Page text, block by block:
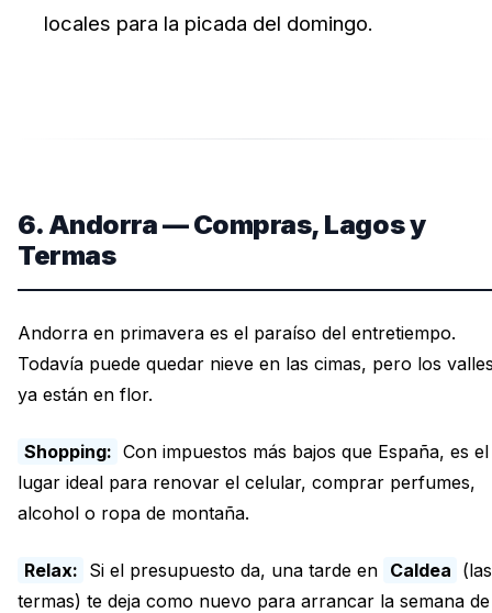
locales para la picada del domingo.
6. Andorra — Compras, Lagos y
Termas
Andorra en primavera es el paraíso del entretiempo.
Todavía puede quedar nieve en las cimas, pero los
ya están en flor.
Shopping: Con impuestos más bajos que España, es el
lugar ideal para renovar el celular, comprar perfumes,
alcohol o ropa de montaña.
Relax: Si el presupuesto da, una tarde en Caldea (las
termas) te deja como nuevo para arrancar la semana de